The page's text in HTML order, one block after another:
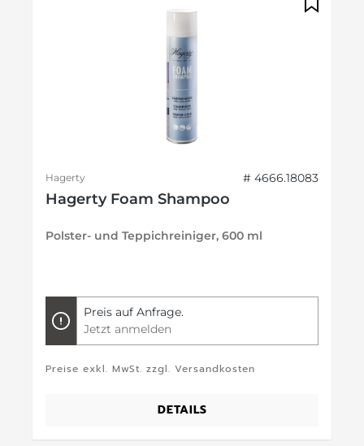
Hagerty # 4666.18083
Hagerty Foam Shampoo
Polster- und Teppichreiniger, 600 ml
Preis auf Anfrage.
Jetzt anmelden
Preise exkl. MwSt. zzgl. Versandkosten
DETAILS